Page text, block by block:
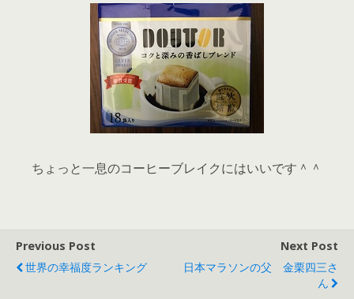
ちょっと一息のコーヒーブレイクにはいいです＾＾
Previous Post
世界の幸福度ランキング
Next Post
日本マラソンの父 金栗四三さ
ん